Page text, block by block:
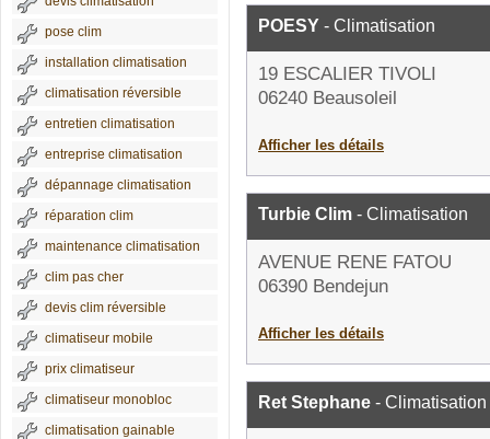
pose clim
installation climatisation
climatisation réversible
entretien climatisation
entreprise climatisation
dépannage climatisation
réparation clim
maintenance climatisation
clim pas cher
devis clim réversible
climatiseur mobile
prix climatiseur
climatiseur monobloc
climatisation gainable
POESY - Climatisation
19 ESCALIER TIVOLI
06240 Beausoleil
Afficher les détails
Turbie Clim - Climatisation
AVENUE RENE FATOU
06390 Bendejun
Afficher les détails
Ret Stephane - Climatisation